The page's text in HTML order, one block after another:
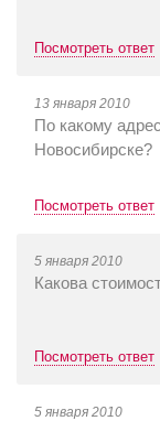
Посмотреть ответ
13 января 2010
По какому
Новосибирске?
Посмотреть ответ
5 января 2010
Какова
Посмотреть ответ
5 января 2010